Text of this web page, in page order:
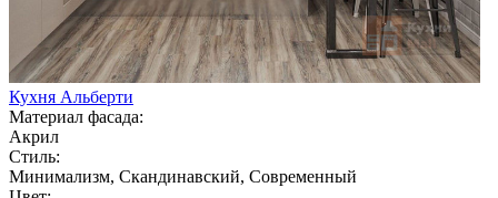
Кухня Альберти
Материал фасада:
Акрил
Стиль:
Минимализм, Скандинавский, Современный